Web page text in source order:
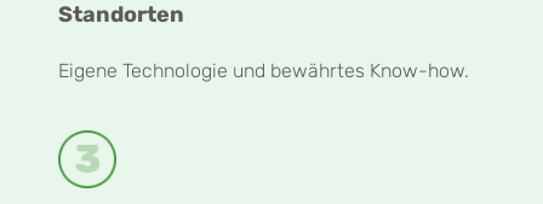
Standorten
Eigene Technologie und bewährtes Know-how.